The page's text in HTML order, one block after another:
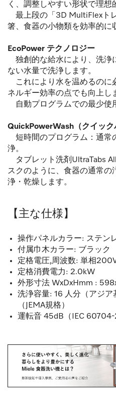
く、調整しやすい形状で理想
最上段の「3D MultiFlexト
箸、食器の小物類を効率的に
EcoPower テクノロジー
独創的な給水により、洗浄
ない水量で洗浄します。
これにより水を温めるのに
ネルギー効率の点でも向上し
自動プログラムでの最少使
QuickPowerWash（クイック
短時間のプログラム：通常
浄。
タブレット洗剤UltraTabs
スクのように、食器の通常の
浄・乾燥します。
【主な仕様】
操作パネルカラー: ステン
付属巾木カラー: ブラック
定格電圧,周波数: 単相
定格消費電力: 2.0kW
外形寸法 WxDxHmm :
洗浄容量: 16 人分（アジ
（JEMA規格）
運転音 45dB（IEC 60704-